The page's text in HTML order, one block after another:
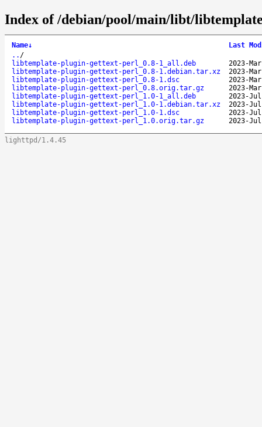
Index of /debian/pool/main/libt/
Name↓
Last
.. /
libtemplate-plugin-gettext-perl_0.8-1_all.deb
2023-
libtemplate-plugin-gettext-perl_0.8-1.debian.tar.xz
2023-
libtemplate-plugin-gettext-perl_0.8-1.dsc
2023-
libtemplate-plugin-gettext-perl_0.8.orig.tar.gz
2023-
libtemplate-plugin-gettext-perl_1.0-1_all.deb
2023-
libtemplate-plugin-gettext-perl_1.0-1.debian.tar.xz
2023-
libtemplate-plugin-gettext-perl_1.0-1.dsc
2023-
libtemplate-plugin-gettext-perl_1.0.orig.tar.gz
2023-
lighttpd/1.4.45